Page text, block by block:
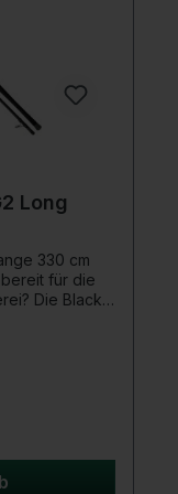
Long
330 cm
für die
Die Black
G2 ist
erfahrene
zuverlässige
alle